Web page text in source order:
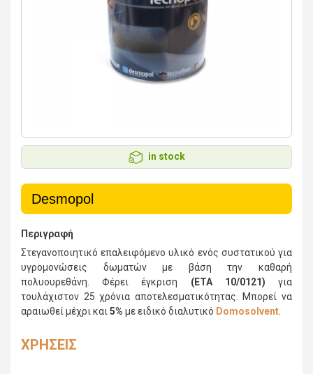
in stock
Desmopol
Περιγραφή
Στεγανοποιητικό επαλειφόμενο υλικό ενός συστατικού για
υγρομονώσεις δωματών με βάση την καθαρή
πολυουρεθάνη. Φέρει έγκριση (ΕΤΑ 10/0121) για
τουλάχιστον 25 χρόνια αποτελεσματικότητας. Μπορεί να
αραιωθεί μέχρι και 5% με ειδικό διαλυτικό Domosolvent
ΧΡΗΣΕΙΣ